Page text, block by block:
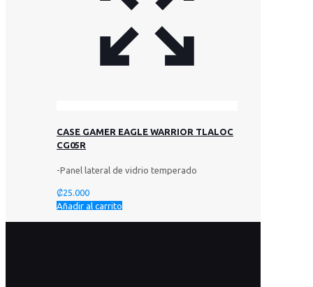
CASE GAMER EAGLE WARRIOR TLALOC
CG05R
-Panel lateral de vidrio temperado
₡25.000
Añadir al carrito